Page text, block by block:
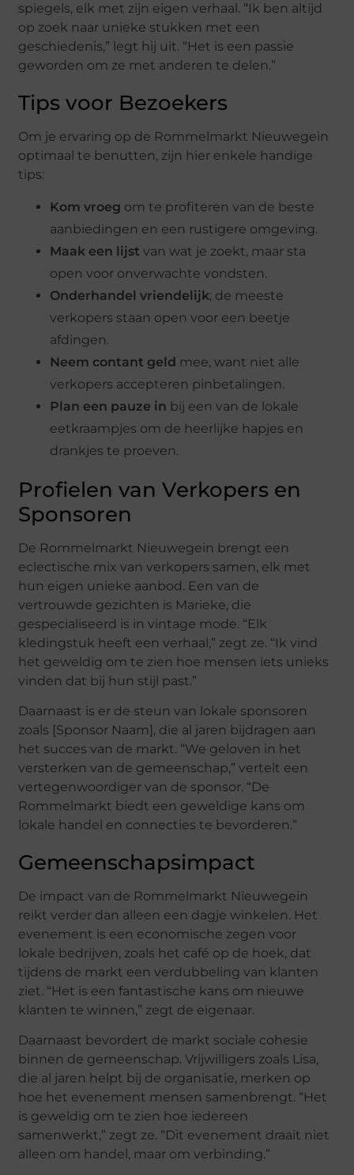
spiegels, elk met zijn eigen verhaal. “Ik ben altijd
op zoek naar unieke stukken met een
geschiedenis,” legt hij uit. “Het is een passie
geworden om ze met anderen te delen.”
Tips voor Bezoekers
Om je ervaring op de Rommelmarkt Nieuwegein
optimaal te benutten, zijn hier enkele handige
tips:
Kom vroeg om te profiteren van de beste
aanbiedingen en een rustigere omgeving.
Maak een lijst van wat je zoekt, maar sta
open voor onverwachte vondsten.
Onderhandel vriendelijk; de meeste
verkopers staan open voor een beetje
afdingen.
Neem contant geld mee, want niet alle
verkopers accepteren pinbetalingen.
Plan een pauze in bij een van de lokale
eetkraampjes om de heerlijke hapjes en
drankjes te proeven.
Profielen van Verkopers en
Sponsoren
De Rommelmarkt Nieuwegein brengt een
eclectische mix van verkopers samen, elk met
hun eigen unieke aanbod. Een van de
vertrouwde gezichten is Marieke, die
gespecialiseerd is in vintage mode. “Elk
kledingstuk heeft een verhaal,” zegt ze. “Ik vind
het geweldig om te zien hoe mensen iets unieks
vinden dat bij hun stijl past.”
Daarnaast is er de steun van lokale sponsoren
zoals [Sponsor Naam], die al jaren bijdragen aan
het succes van de markt. “We geloven in het
versterken van de gemeenschap,” vertelt een
vertegenwoordiger van de sponsor. “De
Rommelmarkt biedt een geweldige kans om
lokale handel en connecties te bevorderen.”
Gemeenschapsimpact
De impact van de Rommelmarkt Nieuwegein
reikt verder dan alleen een dagje winkelen. Het
evenement is een economische zegen voor
lokale bedrijven, zoals het café op de hoek, dat
tijdens de markt een verdubbeling van klanten
ziet. “Het is een fantastische kans om nieuwe
klanten te winnen,” zegt de eigenaar.
Daarnaast bevordert de markt sociale cohesie
binnen de gemeenschap. Vrijwilligers zoals Lisa,
die al jaren helpt bij de organisatie, merken op
hoe het evenement mensen samenbrengt. “Het
is geweldig om te zien hoe iedereen
samenwerkt,” zegt ze. “Dit evenement draait niet
alleen om handel, maar om verbinding.”